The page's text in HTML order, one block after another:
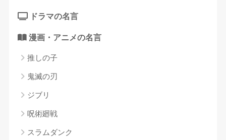
ドラマの名言
漫画・アニメの名言
推しの子
鬼滅の刃
ジブリ
呪術廻戦
スラムダンク